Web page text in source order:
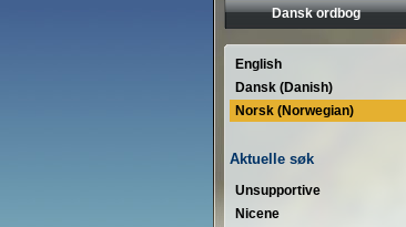
Dansk ordbog
English
Dansk (Danish)
Norsk (Norwegian)
Aktuelle søk
Unsupportive
Nicene